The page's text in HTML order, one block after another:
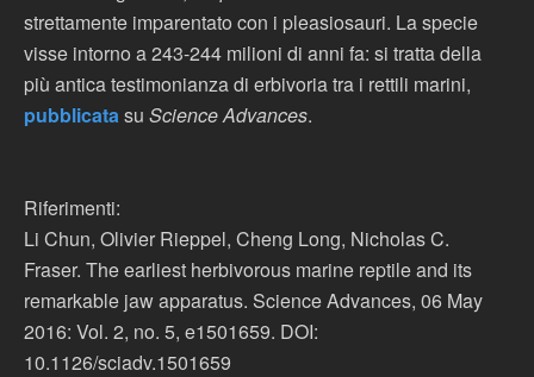
strettamente imparentato con i pleasiosauri. La specie
visse intorno a 243-244 milioni di anni fa: si tratta della
più antica testimonianza di erbivoria tra i rettili marini,
pubblicatasu Science Advances.
Riferimenti:
Li Chun, Olivier Rieppel, Cheng Long, Nicholas C.
Fraser. The earliest herbivorous marine reptile and its
remarkable jaw apparatus. Science Advances, 06 May
2016: Vol. 2, no. 5, e1501659. DOI:
10.1126/sciadv.1501659